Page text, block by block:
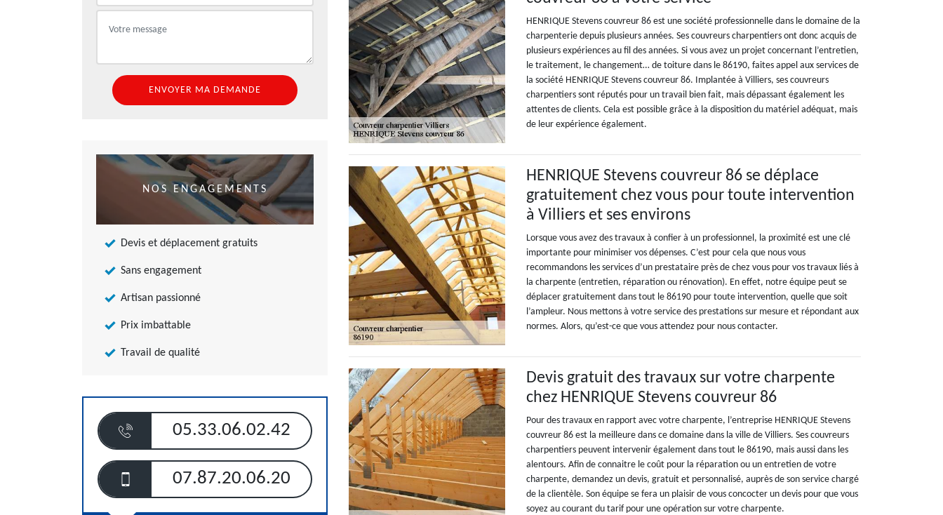
NOS ENGAGEMENTS
Devis et déplacement gratuits
Sans engagement
Artisan passionné
Prix imbattable
Travail de qualité
05.33.06.02.42
07.87.20.06.20
HENRIQUE Stevens couvreur 86 est une société professionnelle dans le domaine de la
charpenterie depuis plusieurs années. Ses couvreurs charpentiers ont donc acquis de
plusieurs expériences au fil des années. Si vous avez un projet concernant l’entretien,
le traitement, le changement… de toiture dans le 86190, faites appel aux services de
la société HENRIQUE Stevens couvreur 86. Implantée à Villiers, ses couvreurs
charpentiers sont réputés pour un travail bien fait, mais dépassant également les
attentes de clients. Cela est possible grâce à la disposition du matériel adéquat, mais
de leur expérience également.
HENRIQUE Stevens couvreur 86 se déplace
gratuitement chez vous pour toute intervention
à Villiers et ses environs
Lorsque vous avez des travaux à confier à un professionnel, la proximité est une clé
importante pour minimiser vos dépenses. C’est pour cela que nous vous
recommandons les services d’un prestataire près de chez vous pour vos travaux liés à
la charpente (entretien, réparation ou rénovation). En effet, notre équipe peut se
déplacer gratuitement dans tout le 86190 pour toute intervention, quelle que soit
l’ampleur. Nous mettons à votre service des prestations sur mesure et répondant aux
normes. Alors, qu’est-ce que vous attendez pour nous contacter.
Devis gratuit des travaux sur votre charpente
chez HENRIQUE Stevens couvreur 86
Pour des travaux en rapport avec votre charpente, l’entreprise HENRIQUE Stevens
couvreur 86 est la meilleure dans ce domaine dans la ville de Villiers. Ses couvreurs
charpentiers peuvent intervenir également dans tout le 86190, mais aussi dans les
alentours. Afin de connaitre le coût pour la réparation ou un entretien de votre
charpente, demandez un devis, gratuit et personnalisé, auprès de son service chargé
de la clientèle. Son équipe se fera un plaisir de vous concocter un devis pour que vous
soyez au courant du tarif pour une opération sur votre charpente.